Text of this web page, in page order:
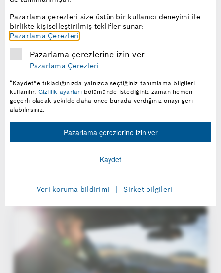
Akü Rehberi
Araçlardaki sürekli artan elektrikli ekipman sayısı,
start/stop sistemleri ya da frenleme enerjisi geri
kazanımı gi...
Pazarlama çerezleri size üstün bir kullanıcı deneyimi ile
birlikte kişiselleştirilmiş teklifler sunar:
Pazarlama Çerezleri
Pazarlama çerezlerine izin ver
Pazarlama Çerezleri
“Kaydet”e tıkladığınızda yalnızca seçtiğiniz tanımlama bilgileri
kullanılır. Gizlilik ayarlarıbölümünde istediğiniz zaman hemen
geçerli olacak şekilde daha önce burada verdiğiniz onayı geri
alabilirsiniz.
Pazarlama çerezlerine izin ver
Kaydet
Veri koruma bildirimi Şirket bilgileri